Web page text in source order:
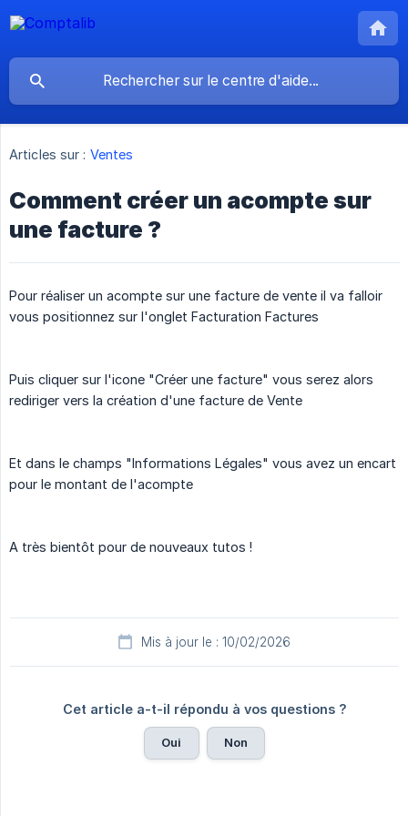
Articles sur : Ventes
Comment créer un acompte sur
une facture ?
Pour réaliser un acompte sur une facture de vente il va falloir
vous positionnez sur l'onglet Facturation Factures
Puis cliquer sur l'icone "Créer une facture" vous serez alors
rediriger vers la création d'une facture de Vente
Et dans le champs "Informations Légales" vous avez un encart
pour le montant de l'acompte
A très bientôt pour de nouveaux tutos !
Mis à jour le : 10/02/2026
Cet article a-t-il répondu à vos questions ?
Oui Non